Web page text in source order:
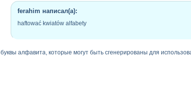
ferahim написал(а):
haftować kwiatów alfabety
буквы алфавита, которые могут быть сгенерированы для